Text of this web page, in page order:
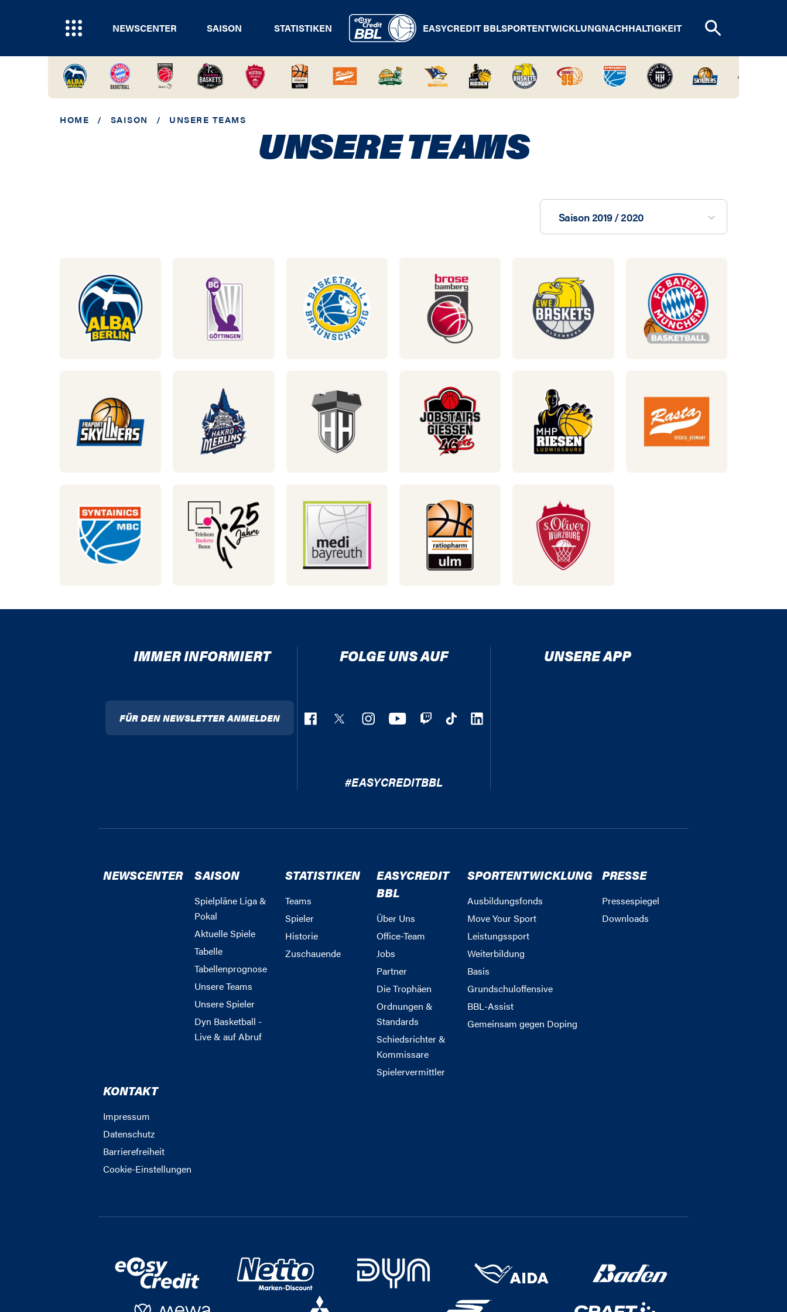
NEWSCENTER SAISON STATISTIKEN EASYCREDIT BBLSPORTENTWICKLUNGNACHHALTIGKEIT
HOME / SAISON / UNSERE TEAMS UNSERE TEAMS
Saison 2019 / 2020
IMMER INFORMIERT
FÜR DEN NEWSLETTER ANMELDEN
FOLGE UNS AUF
#EASYCREDITBBL
UNSERE APP
NEWSCENTER SAISON
Spielpläne Liga &
Pokal
Aktuelle Spiele
Tabelle
Tabellenprognose
Unsere Teams
Unsere Spieler
Dyn Basketball -
Live & auf Abruf
STATISTIKEN
Teams
Spieler
Historie
Zuschauende
EASYCREDIT
BBL
Über Uns
Office-Team
Jobs
Partner
Die Trophäen
Ordnungen &
Standards
Schiedsrichter &
Kommissare
Spielervermittler
SPORTENTWICKLUNG
Ausbildungsfonds
Move Your Sport
Leistungssport
Weiterbildung
Basis
Grundschuloffensive
BBL-Assist
Gemeinsam gegen Doping
PRESSE
Pressespiegel
Downloads
KONTAKT
Impressum
Datenschutz
Barrierefreiheit
Cookie-Einstellungen